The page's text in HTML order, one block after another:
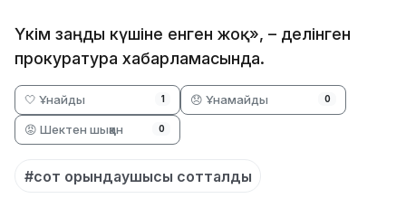
Үкім заңды күшіне енген жоқ», – делінген
прокуратура хабарламасында.
🤍 Ұнайды 1 😞 Ұнамайды 0
😡 Шектен шыққан 0
#сот орындаушысы сотталды